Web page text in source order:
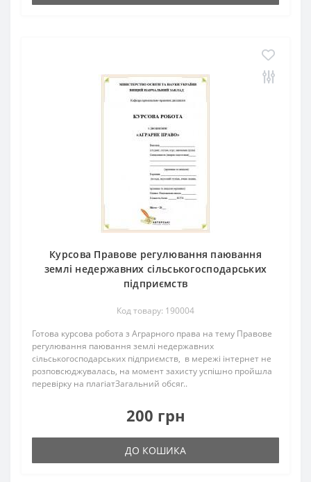
Курсова Правове регулювання паювання
землі недержавних сільськогосподарських
підприємств
Код товару: 190004
Готова курсова робота з Аграрного права на тему Правове
регулювання паювання землі недержавних
сільськогосподарських підприємств, в мережі інтернет не
розповсюджувалась, на момент захисту успішно пройшла
перевірку на плагіатЗагальний обсяг..
200 грн
ДО КОШИКА